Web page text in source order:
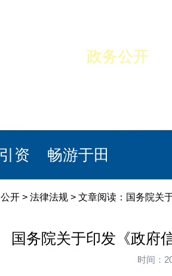
政务公开
资 畅游于田
开 > 法律法规 > 文章阅读：国务院关
国务院关于印发《政府
时间：